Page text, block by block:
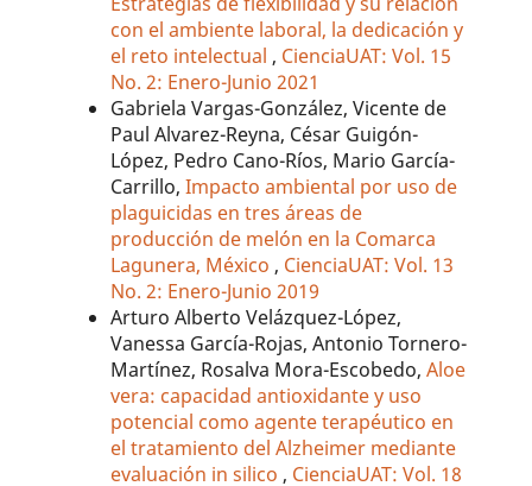
con el ambiente laboral, la dedicación y
el reto intelectual , CienciaUAT: Vol. 15
No. 2: Enero-Junio 2021
Gabriela Vargas-González, Vicente de
Paul Alvarez-Reyna, César Guigón-
López, Pedro Cano-Ríos, Mario García-
Carrillo,Impacto ambiental por uso de
plaguicidas en tres áreas de
producción de melón en la Comarca
Lagunera, México , CienciaUAT: Vol. 13
No. 2: Enero-Junio 2019
Arturo Alberto Velázquez-López,
Vanessa García-Rojas, Antonio Tornero-
Martínez, Rosalva Mora-Escobedo,Aloe
vera: capacidad antioxidante y uso
potencial como agente terapéutico en
el tratamiento del Alzheimer mediante
evaluación in silico , CienciaUAT: Vol. 18